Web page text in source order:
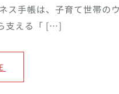
ス手帳は、子育て世帯のウ
支える「 […]